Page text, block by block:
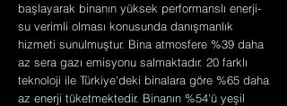
başlayarak binanın yüksek performanslı enerji-
su verimli olması konusunda danışmanlık
hizmeti sunulmuştur. Bina atmosfere %39 daha
az sera gazı emisyonu salmaktadır. 20 farklı
teknoloji ile Türkiye'deki binalara göre %65 daha
az enerji tüketmektedir. Binanın %54'ü yeşil